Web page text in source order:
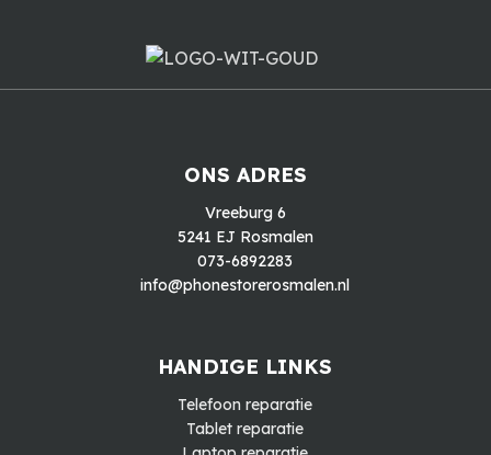
ONS ADRES
Vreeburg 6
5241 EJ Rosmalen
073-6892283
info@phonestorerosmalen.nl
HANDIGE LINKS
Telefoon reparatie
Tablet reparatie